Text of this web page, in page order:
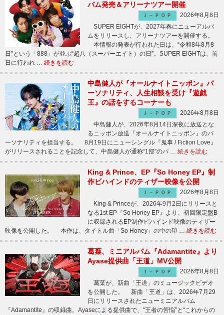
バム発売＆アリーナツアー開催
Ｊ－ＰＯＰ
2026年8月8日
SUPER EIGHTが、2027年春にニューアルバ
ムをリリースし、アリーナツアーを開催する。
本情報の発表が行われた日は、“令和8年8月8
日”という「888」が並ぶ“超八（スーパーエイト）の日”。SUPER EIGHTは、前
日に行われ … 続きを読む
中島健人が『オールナイトニッポン』パ
ーソナリティ、人生相談を受け『遊戯
王』の話をするコーナーも
Ｊ－ＰＯＰ
2026年8月8日
中島健人が、2026年8月14日深夜に放送とな
るニッポン放送『オールナイトニッポン』のパ
ーソナリティを担当する。 8月19日にニューシングル『鬼事 / Fiction Love』
がリリースされることを記念して、中島健人が通称“1部”のパ … 続きを読む
King & Prince、EP『So Honey EP』制
作ビハインドのティザー映像を公開
Ｊ－ＰＯＰ
2026年8月8日
King & Princeが、2026年9月2日にリリースと
なる1st EP『So Honey EP』より、初回限定盤B
に収録されるEP制作ビハインド映像のティザー
映像を公開した。 本作は、タイトル曲「So Honey」の中の印 … 続きを読む
葛葉、ミニアルバム『Adamantite』より
Ayase提供曲「王道」MV公開
Ｊ－ＰＯＰ
2026年8月8日
葛葉が、新曲「王道」のミュージックビデオ
を公開した。 新曲「王道」は、2026年7月29
日にリリースされたニューミニアルバム
『Adamantite』の収録曲。Ayaseによる提供曲で、“王者の苦悩”と“これからの